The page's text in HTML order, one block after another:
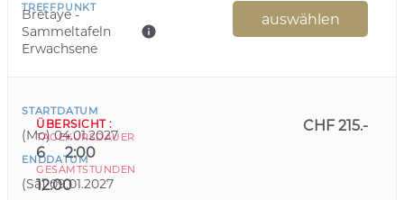
TREFFPUNKT
Bretaye -
Sammeltafeln
Erwachsene
auswählen
STARTDATUM
(Mo) 04.01.2027
ENDDATUM
(Sa) 09.01.2027
ÜBERSICHT :
TAGE
6
KURSDAUER
2:00
GESAMTSTUNDEN
12:00
CHF 215.-